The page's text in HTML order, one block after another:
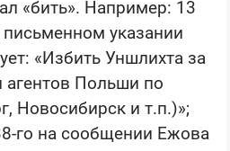
«бить». Например: 13
письменном указании
«Избить Уншлихта за
агентов Польши по
Новосибирск и т.п.)»;
го на сообщении Ежова